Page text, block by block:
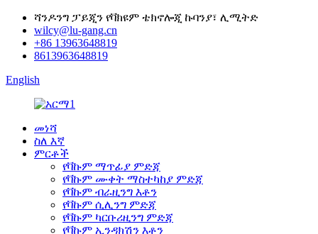
ሻንዶንግ ፓይጂን የቫክዩም ቴክኖሎጂ ኩባንያ፣ ሊሚትድ
wilcy@lu-gang.cn
+86 13963648819
8613963648819
English
መነሻ
ስለ እኛ
ምርቶች
የቫኩም ማጥፊያ ምድጃ
የቫኩም ሙቀት ማስተካከያ ምድጃ
የቫኩም ብራዚንግ እቶን
የቫኩም ሲሊንግ ምድጃ
የቫኩም ካርቡሪዚንግ ምድጃ
የቫኩም ኢንዳክሽን እቶን